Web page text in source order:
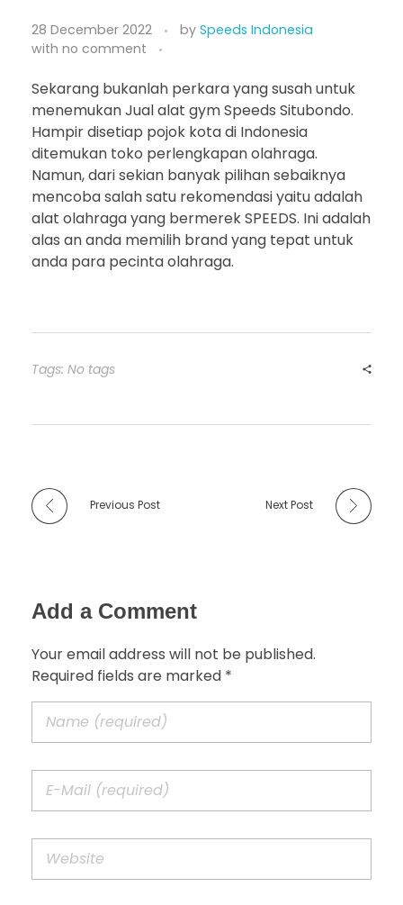
28 December 2022 by Speeds Indonesia
with no comment
Sekarang bukanlah perkara yang susah untuk
menemukan Jual alat gym Speeds Situbondo.
Hampir disetiap pojok kota di Indonesia
ditemukan toko perlengkapan olahraga.
Namun, dari sekian banyak pilihan sebaiknya
mencoba salah satu rekomendasi yaitu adalah
alat olahraga yang bermerek SPEEDS. Ini adalah
alas an anda memilih brand yang tepat untuk
anda para pecinta olahraga.
Tags: No tags
Previous Post Next Post
Add a Comment
Your email address will not be published.
Required fields are marked *